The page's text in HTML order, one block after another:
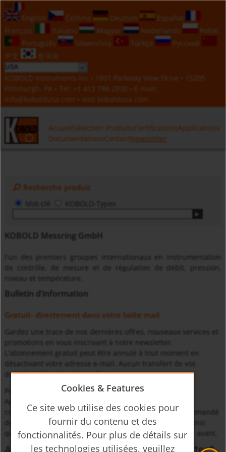
English
Čeština Deutsch
Español
Français
Italiano Magyar Nederlands
Polski
Português
Slovenčina Türkçe
Русский
中文
한국의
KOBOLD Instruments Inc • 1801 Parkway View Drive • 15205
Pittsburgh, PA • Tel:
+1 412 788 2830 • E-mail:
info@koboldusa.com • visit koboldusa.com
Accueil Sélection Produits CertificationsApplications
Documentations ContactNewsletter
Recherche produit
Mot-clé KOBOLD-Types
KOBOLD Messring GmbH
l'un des premiers groupes internationaux en instrumentation
de contrôle, de mesure et de régulation de débit, pression,
niveau et température.
Bulletin d’information
Gratuit- directement dans votre boîte mail
Gardez une trace de nos dernières offres, nouveaux services et
promotions en vous inscrivant à notre newsletter.
L'abonnement gratuit peut être annulé à tout moment en
désactivant votre adresse e-mail. Aucun transfert de vos
données à des tiers n'aura lieu.
Pour votre sécurité:
Après avoir envoyé ce formulaire, vous recevrez une
confirmation de notre part, dans laquelle il vous sera demandé
de confirmer votre abonnement - nous nous assurons ainsi
qu'aucune personne non autorisée n’a pu vous abonner avant.
Cookies & Features
Ce site web utilise des cookies pour
fournir du contenu et des
fonctionnalités. Pour plus de détails sur
les technologies utilisées, veuillez